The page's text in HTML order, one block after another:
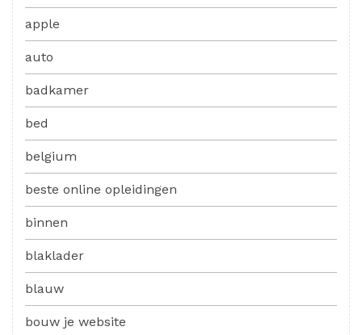
apple
auto
badkamer
bed
belgium
beste online opleidingen
binnen
blaklader
blauw
bouw je website